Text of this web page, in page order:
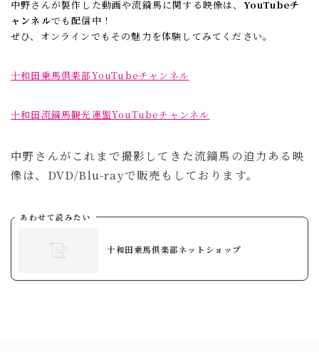
中野さんが製作した動画や流鏑馬に関する映像は、 YouTubeチ
ャンネルでも配信中！
ぜひ、オンラインでもその魅力を体験してみてください。
十和田乗馬倶楽部YouTubeチャンネル
十和田流鏑馬観光連盟YouTubeチャンネル
中野さんがこれまで撮影してきた流鏑馬の迫力ある映
像は、DVD/Blu-rayで販売もしております。
あわせて読みたい
十和田乗馬倶楽部ネットショップ